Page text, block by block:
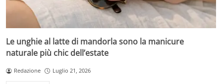
Le unghie al latte di mandorla sono la manicure
naturale più chic dell’estate
Redazione Luglio 21, 2026